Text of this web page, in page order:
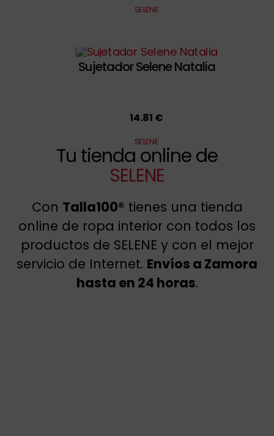
SELENE
Sujetador Selene Natalia
14.81 €
SELENE
Tu tienda online de
SELENE
Con Talla100® tienes una tienda
online de ropa interior con todos los
productos de SELENE y con el mejor
servicio de Internet. Envíos a Zamora
hasta en 24 horas.